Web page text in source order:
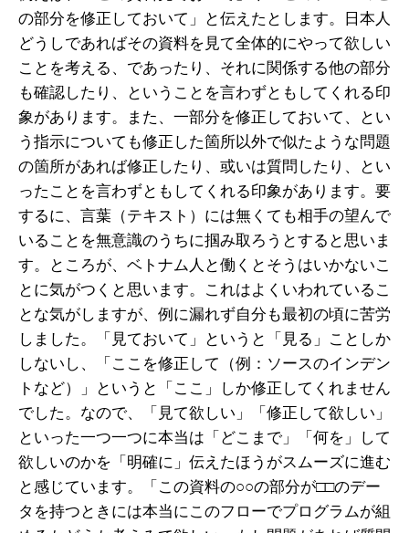
の部分を修正しておいて」と伝えたとします。日本人
どうしであればその資料を見て全体的にやって欲しい
ことを考える、であったり、それに関係する他の部分
も確認したり、ということを言わずともしてくれる印
象があります。また、一部分を修正しておいて、とい
う指示についても修正した箇所以外で似たような問題
の箇所があれば修正したり、或いは質問したり、とい
ったことを言わずともしてくれる印象があります。要
するに、言葉（テキスト）には無くても相手の望んで
いることを無意識のうちに掴み取ろうとすると思いま
す。ところが、ベトナム人と働くとそうはいかないこ
とに気がつくと思います。これはよくいわれているこ
とな気がしますが、例に漏れず自分も最初の頃に苦労
しました。「見ておいて」というと「見る」ことしか
しないし、「ここを修正して（例：ソースのインデン
トなど）」というと「ここ」しか修正してくれません
でした。なので、「見て欲しい」「修正して欲しい」
といった一つ一つに本当は「どこまで」「何を」して
欲しいのかを「明確に」伝えたほうがスムーズに進む
と感じています。「この資料の○○の部分が□□のデー
タを持つときには本当にこのフローでプログラムが組